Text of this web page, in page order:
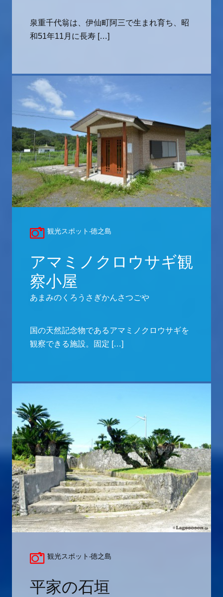
泉重千代翁は、伊仙町阿三で生まれ育ち、昭
和51年11月に長寿 […]
観光スポット-徳之島
アマミノクロウサギ観
察小屋
あまみのくろうさぎかんさつごや
国の天然記念物であるアマミノクロウサギを
観察できる施設。固定 […]
観光スポット-徳之島
平家の石垣